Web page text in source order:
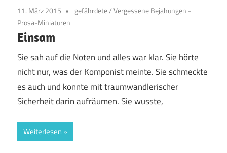
11. März 2015 gefährdete/Vergessene Bejahungen -
Prosa-Miniaturen
Einsam
Sie sah auf die Noten und alles war klar. Sie hörte
nicht nur, was der Komponist meinte. Sie schmeckte
es auch und konnte mit traumwandlerischer
Sicherheit darin aufräumen. Sie wusste,
Weiterlesen